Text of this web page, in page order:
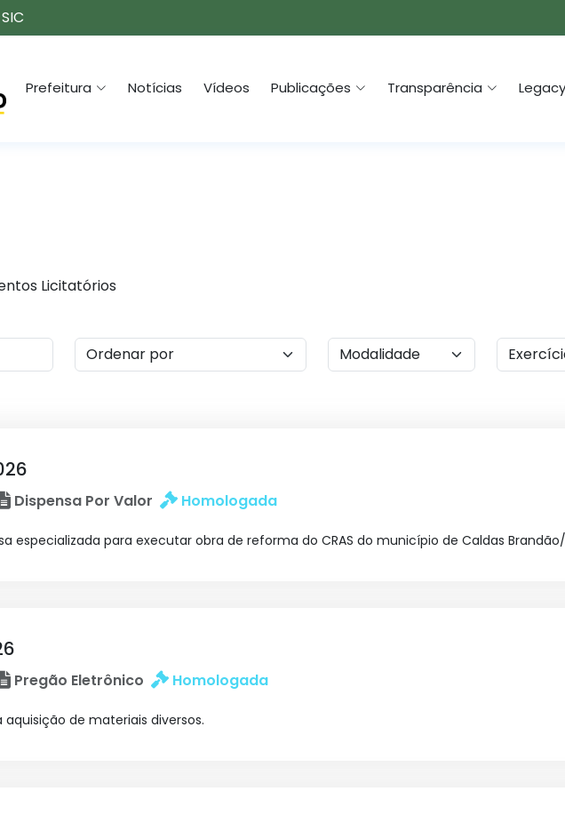
Prefeitura Notícias Vídeos Publicações Transparência
Licitatórios
Dispensa Por Valor Homologada
especializada para executar obra de reforma do CRAS do município de Caldas Brandão/
Pregão Eletrônico Homologada
aquisição de materiais diversos.